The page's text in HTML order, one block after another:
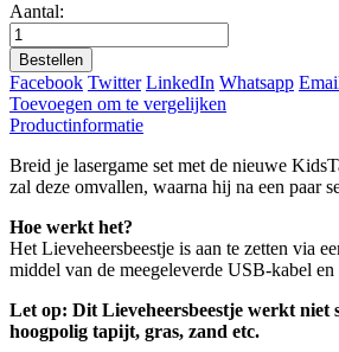
Aantal:
Bestellen
Facebook Twitter LinkedIn Whatsapp
Toevoegen om te vergelijken
Productinformatie
Breid je lasergame set met de nieuwe
zal deze omvallen, waarna hij na een paar
Hoe werkt het?
Het Lieveheersbeestje is aan te zetten via
middel van de meegeleverde USB-kabel
Let op: Dit Lieveheersbeestje werkt niet
hoogpolig tapijt, gras, zand etc.